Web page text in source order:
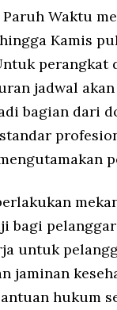
Waktu
Kamis
jadwal
bagian dari
bagi
untuk
jaminan
hukum